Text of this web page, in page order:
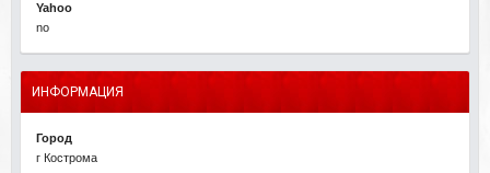
Yahoo
no
ИНФОРМАЦИЯ
Город
г Кострома